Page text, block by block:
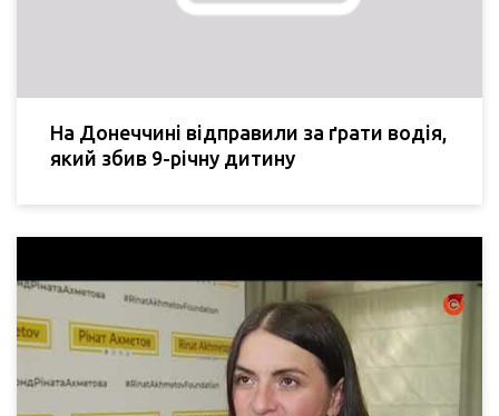
На Донеччині відправили за ґрати водія,
який збив 9-річну дитину